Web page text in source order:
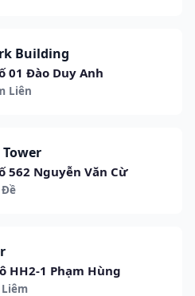
Building
01 Đào Duy Anh
Liên
562 Nguyễn Văn Cừ
Đề
HH2-1 Phạm Hùng